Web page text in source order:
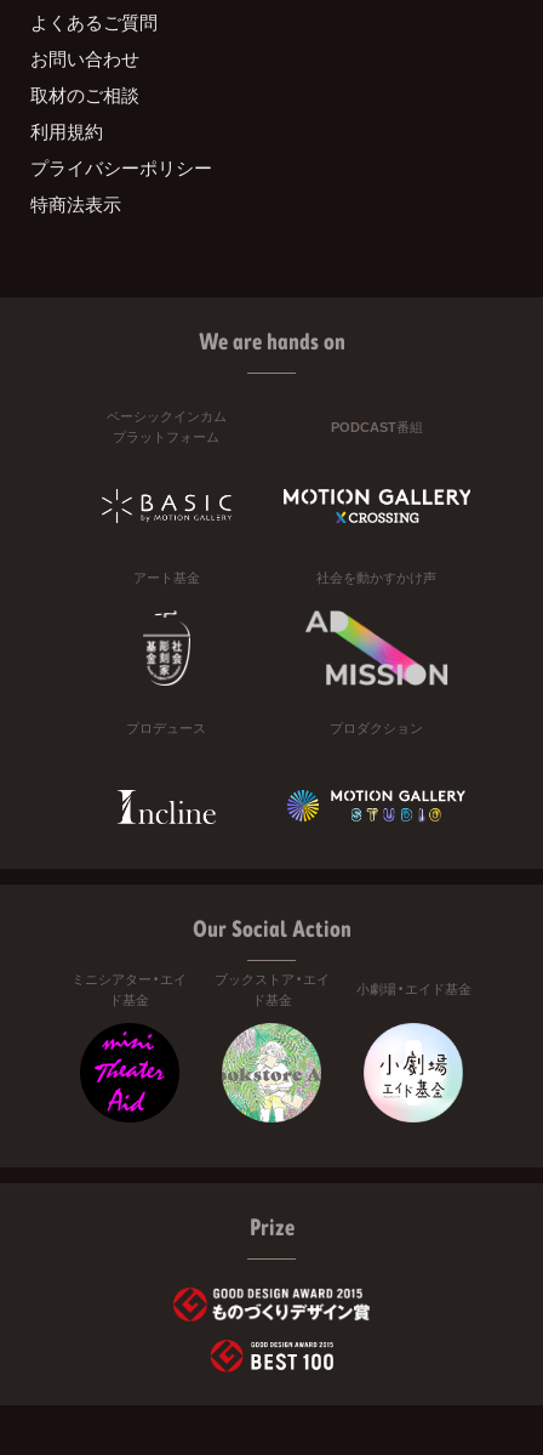
よくあるご質問
お問い合わせ
取材のご相談
利用規約
プライバシーポリシー
特商法表示
We are hands on
ベーシックインカム
プラットフォーム
PODCAST番組
アート基金 社会を動かすかけ声
プロデュース プロダクション
Our Social Action
ミニシアター・エイ
ド基金
ブックストア・エイ
ド基金
小劇場・エイド基金
Prize